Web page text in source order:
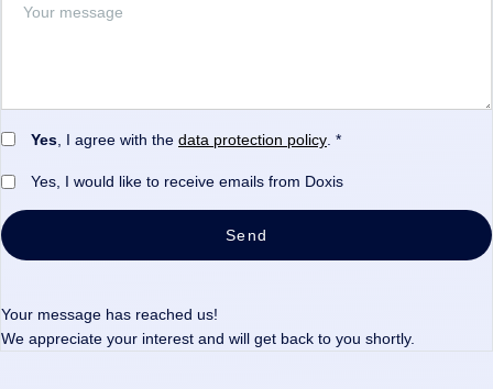
Yes , I agree with the data protection policy . *
Yes, I would like to receive emails from Doxis
Send
Your message has reached us!
We appreciate your interest and will get back to you shortly.